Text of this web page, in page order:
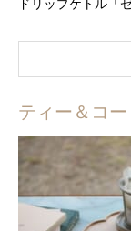
ドリップケトル「
ティー＆コ